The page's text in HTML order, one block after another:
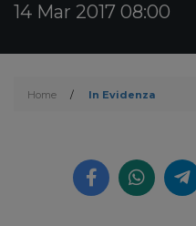
14 Mar 2017 08:00
Home / In Evidenza